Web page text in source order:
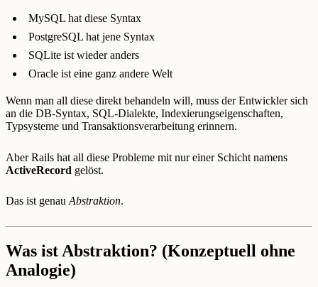
MySQL hat diese Syntax
PostgreSQL hat jene Syntax
SQLite ist wieder anders
Oracle ist eine ganz andere Welt
Wenn man all diese direkt behandeln will, muss der Entwickler sich
an die DB-Syntax, SQL-Dialekte, Indexierungseigenschaften,
Typsysteme und Transaktionsverarbeitung erinnern.
Aber Rails hat all diese Probleme mit nur einer Schicht namens
ActiveRecord gelöst.
Das ist genauAbstraktion.
Was ist Abstraktion? (Konzeptuell ohne
Analogie)